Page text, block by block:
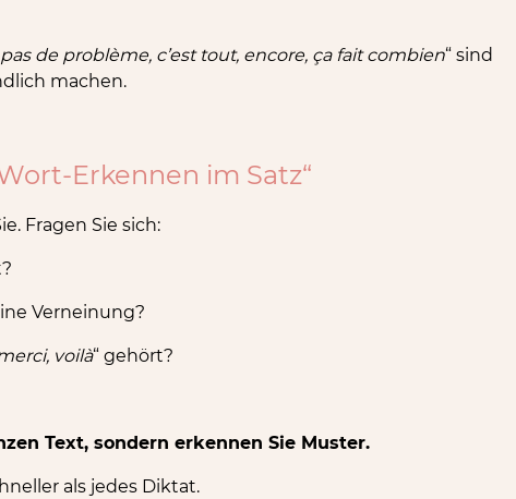
pas de problème, c’est tout, encore, ça fait combien“ sind
machen.
Erkennen im Satz“
Fragen Sie sich:
Verneinung?
voilà“ gehört?
Text, sondern erkennen Sie Muster.
als jedes Diktat.